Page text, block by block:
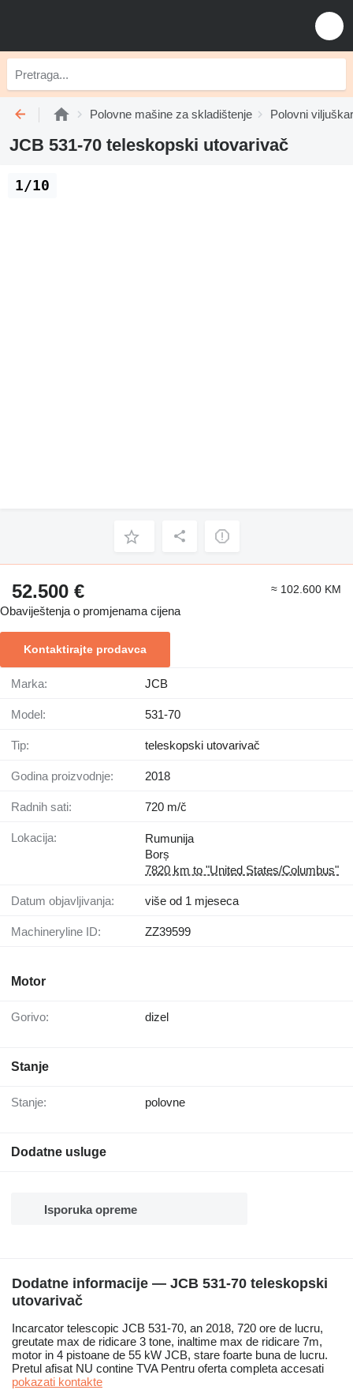
Polovne mašine za skladištenje Polovni
JCB 531-70 teleskopski utovarivač
1/10
52.500 € ≈ 102.600 KM
Obaviještenja o promjenama cijena
Kontaktirajte prodavca
Marka: JCB
Model: 531-70
Tip: teleskopski utovarivač
Godina proizvodnje: 2018
Radnih sati: 720 m/č
Lokacija:
Rumunija
Borș
7820 km to "United States/Columbus"
Datum objavljivanja: više od 1 mjeseca
Machineryline ID: ZZ39599
Motor
Gorivo: dizel
Stanje
Stanje: polovne
Dodatne usluge
Isporuka opreme
Dodatne informacije — JCB 531-70 teleskopski
utovarivač
Incarcator telescopic JCB 531-70, an 2018, 720 ore de lucru,
greutate max de ridicare 3 tone, inaltime max de ridicare 7m,
motor in 4 pistoane de 55 kW JCB, stare foarte buna de lucru.
Pretul afisat NU contine TVA Pentru oferta completa accesati
pokazati kontakte